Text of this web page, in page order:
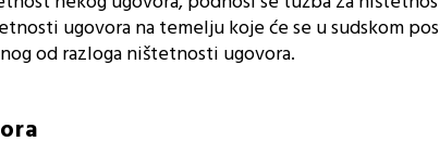
ugovora na temelju koje će se u sudskom
od razloga ništetnosti ugovora.